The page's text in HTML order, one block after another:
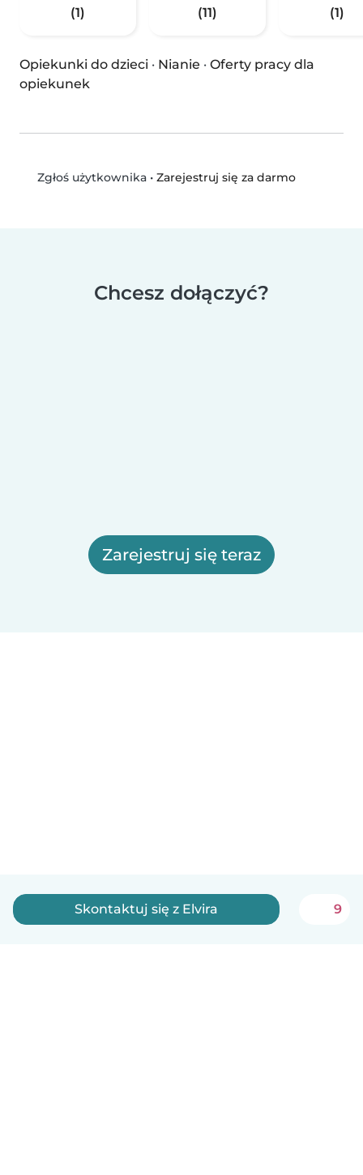
(1) (11) (1)
Opiekunki do dzieci · Nianie · Oferty pracy dla
opiekunek
Zgłoś użytkownika• Zarejestruj się za darmo
Chcesz dołączyć?
Zarejestruj się teraz
Skontaktuj się z Elvira 9